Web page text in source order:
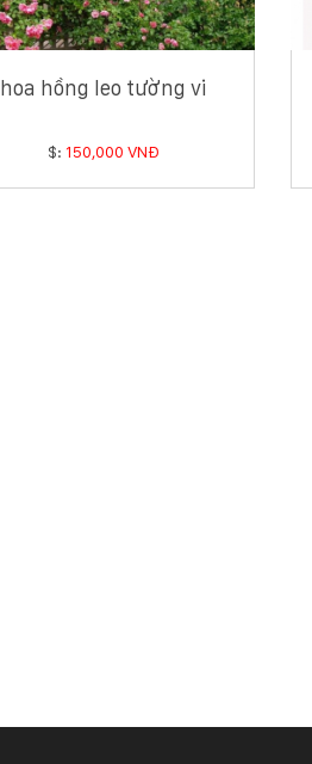
hoa hồng leo tường vi
$: 150,000 VNĐ